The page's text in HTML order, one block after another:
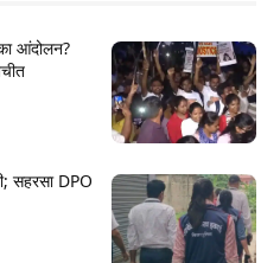
आंदोलन?
सहरसा DPO